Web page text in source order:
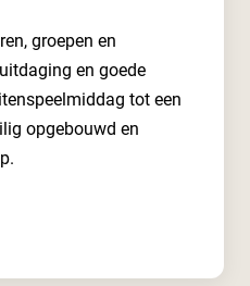
groepen en
en goede
tot een
opgebouwd en